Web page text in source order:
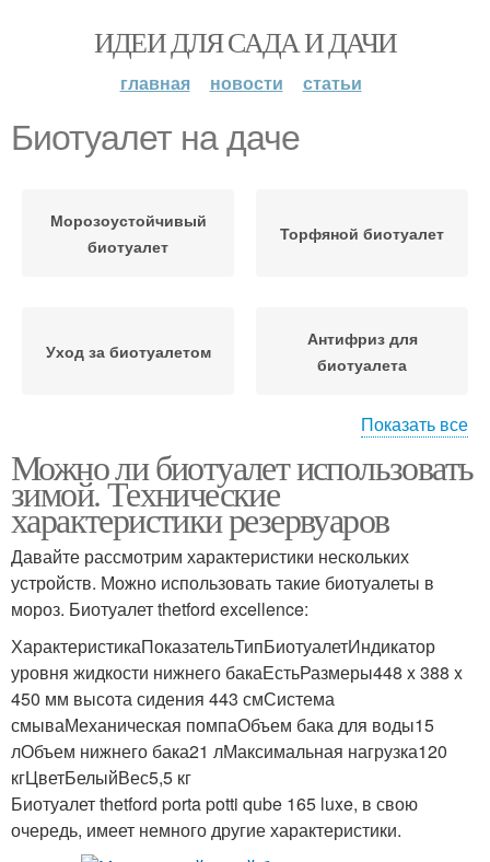
ИДЕИ ДЛЯ САДА И ДАЧИ
главная новости статьи
Биотуалет на даче
Морозоустойчивый
биотуалет
Торфяной биотуалет
Уход за биотуалетом
Антифриз для
биотуалета
Жидкости для
биотуалета
Биотуалет для дачи
Торфяные биотуалеты
Жидкость для
Биотуалет с
подогревом
Биотуалеты в зимнее
время
Биотуалеты для
непромерзающего
помещения
Показать все
Можно ли биотуалет использовать
зимой. Технические
характеристики резервуаров
Давайте рассмотрим характеристики нескольких
устройств. Можно использовать такие биотуалеты в
мороз. Биотуалет thetford excellence:
ХарактеристикаПоказательТипБиотуалетИндикатор
уровня жидкости нижнего бакаЕстьРазмеры448 x 388 x
450 мм высота сидения 443 смСистема
смываМеханическая помпаОбъем бака для воды15
лОбъем нижнего бака21 лМаксимальная нагрузка120
кгЦветБелыйВес5,5 кг
Биотуалет thetford porta potti qube 165 luxe, в свою
очередь, имеет немного другие характеристики.